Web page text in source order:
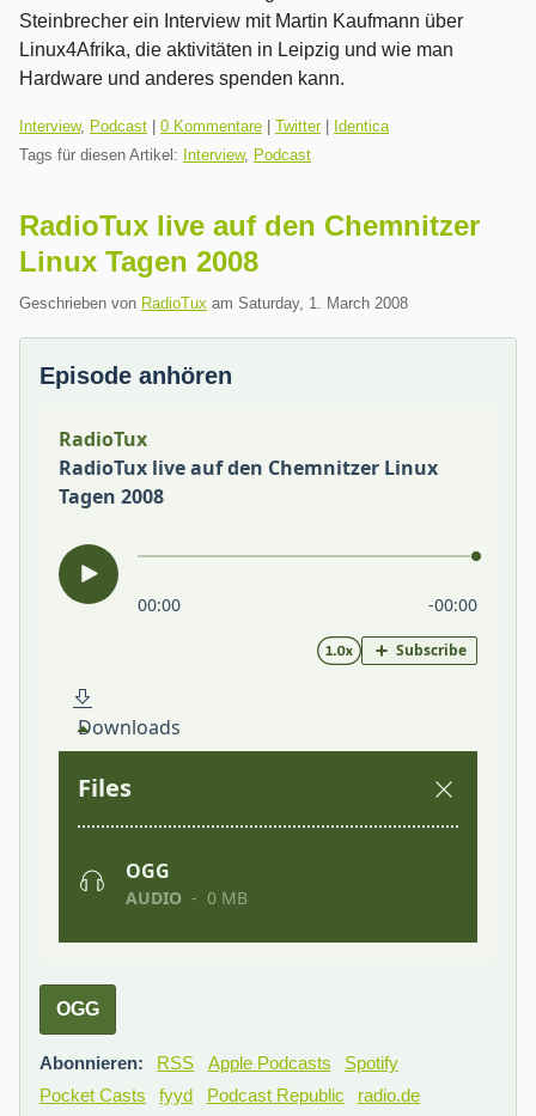
Steinbrecher ein Interview mit Martin Kaufmann über
Linux4Afrika, die aktivitäten in Leipzig und wie man
Hardware und anderes spenden kann.
Kategorien:
Interview, Podcast 0 Kommentare Twitter|
Identica
Tags für diesen Artikel: Interview, Podcast
RadioTux live auf den Chemnitzer
Linux Tagen 2008
Geschrieben von RadioTux am Saturday, 1. March 2008
Episode anhören
OGG
Abonnieren: RSS Apple Podcasts
Spotify
Pocket Casts
fyyd Podcast Republic
radio.de